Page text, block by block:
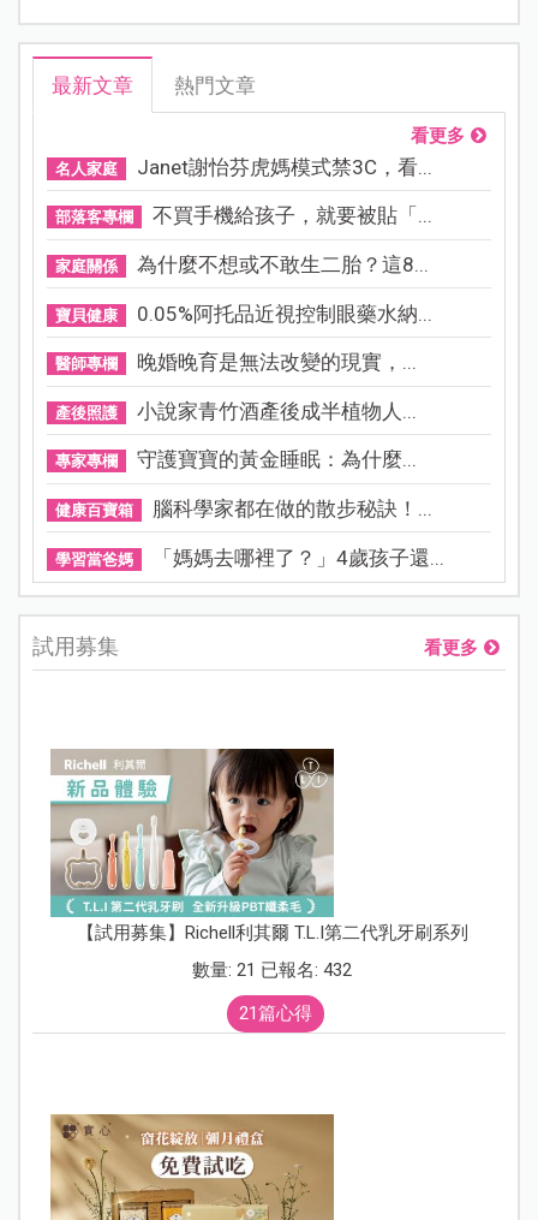
最新文章 熱門文章
看更多
名人家庭 Janet謝怡芬虎媽模式禁3C，看...
部落客專欄 不買手機給孩子，就要被貼「...
家庭關係 為什麼不想或不敢生二胎？這8...
寶貝健康 0.05%阿托品近視控制眼藥水納...
醫師專欄 晚婚晚育是無法改變的現實，...
產後照護 小說家青竹酒產後成半植物人...
專家專欄 守護寶寶的黃金睡眠：為什麼...
健康百寶箱 腦科學家都在做的散步秘訣！...
學習當爸媽 「媽媽去哪裡了？」4歲孩子還...
試用募集 看更多
【試用募集】Richell利其爾 T.L.I第二代乳牙刷系列
數量: 21 已報名: 432
21篇心得